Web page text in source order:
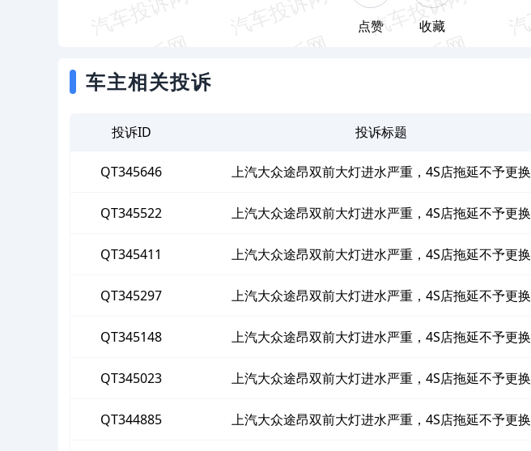
点赞 收藏
车主相关投诉
投诉ID 投诉标题
QT345646 上汽大众途昂双前大灯进水严重，4S店拖延不予更换
QT345522 上汽大众途昂双前大灯进水严重，4S店拖延不予更换
QT345411 上汽大众途昂双前大灯进水严重，4S店拖延不予更换
QT345297 上汽大众途昂双前大灯进水严重，4S店拖延不予更换
QT345148 上汽大众途昂双前大灯进水严重，4S店拖延不予更换
QT345023 上汽大众途昂双前大灯进水严重，4S店拖延不予更换
QT344885 上汽大众途昂双前大灯进水严重，4S店拖延不予更换